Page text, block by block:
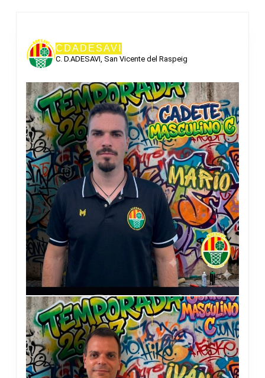
CDADESAVI
C. D.ADESAVI, San Vicente del Raspeig